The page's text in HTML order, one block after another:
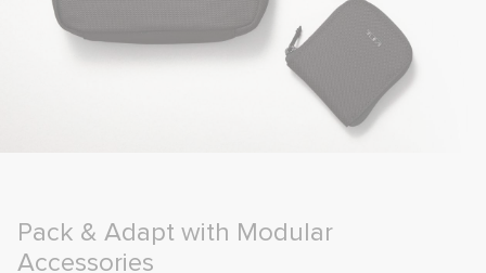
Pack & Adapt with Modular
Accessories